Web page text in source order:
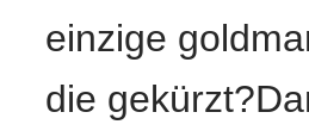
einzige
die